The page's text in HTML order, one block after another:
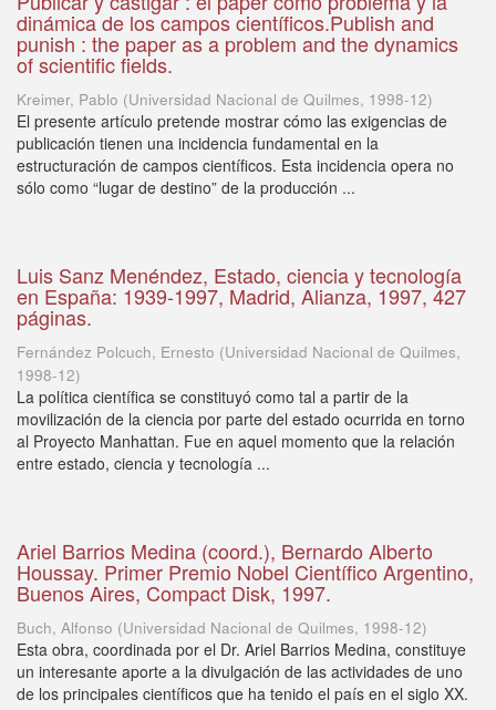
dinámica de los campos científicos.Publish and
punish : the paper as a problem and the dynamics
of scientific fields.
Kreimer, Pablo (Universidad Nacional de Quilmes, 1998-12)
El presente artículo pretende mostrar cómo las exigencias de
publicación tienen una incidencia fundamental en la
estructuración de campos científicos. Esta incidencia opera no
sólo como “lugar de destino” de la producción ...
Luis Sanz Menéndez, Estado, ciencia y tecnología
en España: 1939-1997, Madrid, Alianza, 1997, 427
páginas.
Fernández Polcuch, Ernesto (Universidad Nacional de Quilmes,
1998-12)
La política científica se constituyó como tal a partir de la
movilización de la ciencia por parte del estado ocurrida en torno
al Proyecto Manhattan. Fue en aquel momento que la relación
entre estado, ciencia y tecnología ...
Ariel Barrios Medina (coord.), Bernardo Alberto
Houssay. Primer Premio Nobel Científico Argentino,
Buenos Aires, Compact Disk, 1997.
Buch, Alfonso (Universidad Nacional de Quilmes, 1998-12)
Esta obra, coordinada por el Dr. Ariel Barrios Medina, constituye
un interesante aporte a la divulgación de las actividades de uno
de los principales científicos que ha tenido el país en el siglo XX.